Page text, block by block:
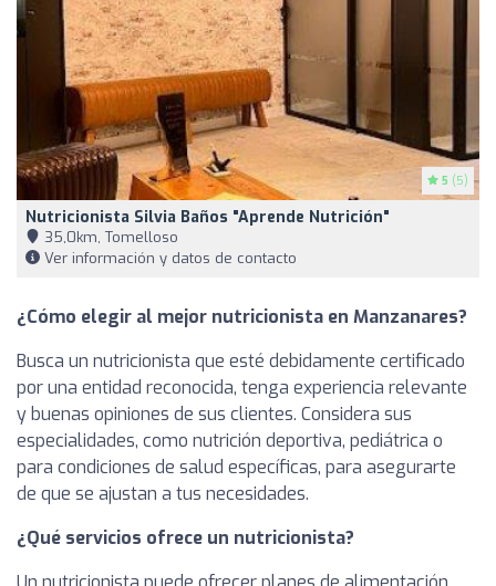
5 (5)
Nutricionista Silvia Baños "Aprende Nutrición"
35,0km, Tomelloso
Ver información y datos de contacto
¿Cómo elegir al mejor nutricionista en Manzanares?
Busca un nutricionista que esté debidamente certificado
por una entidad reconocida, tenga experiencia relevante
y buenas opiniones de sus clientes. Considera sus
especialidades, como nutrición deportiva, pediátrica o
para condiciones de salud específicas, para asegurarte
de que se ajustan a tus necesidades.
¿Qué servicios ofrece un nutricionista?